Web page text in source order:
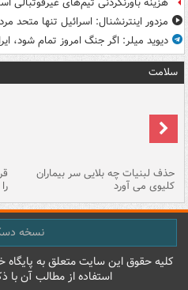
مزدور اینترنشنال: اسرائیل تنها متحد
دیوید میلر: اگر جنگ امروز تمام شود،
سلامت
حذف لبنیات چه بلایی سر بیماران
کلیوی می آورد
نسخه
کليه حقوق اين سايت متعلق به
استفاده از مطالب آن با